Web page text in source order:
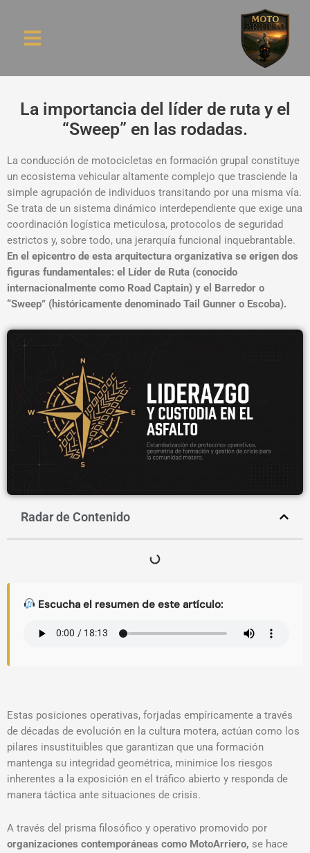
La importancia del líder de ruta y el
“Sweep” en las rodadas.
La conducción de motocicletas en formación grupal constituye
un ecosistema vehicular altamente complejo que trasciende la
simple agrupación de individuos transitando por una misma vía.
Se trata de un sistema dinámico interdependiente que exige una
coordinación logística meticulosa, protocolos de seguridad
estrictos y, sobre todo, una jerarquía funcional inquebrantable.
En el epicentro de esta arquitectura organizativa se erigen dos
figuras fundamentales: el Líder de Ruta (conocido
internacionalmente como Road Captain) y el Barredor o
“Sweep” (históricamente denominado Tail Gunner o Escoba).
Radar de Contenido
Escucha el resumen de este artículo:
Estas posiciones operativas, forjadas empíricamente a través
de décadas de evolución en la cultura motera, actúan como los
pilares insustituibles que garantizan que una formación
mantenga su integridad geométrica, minimice los riesgos
inherentes a la exposición en el tráfico abierto y responda de
manera táctica ante situaciones de crisis.
A través del prisma filosófico y operativo promovido por
organizaciones contemporáneas como MotoArriero, se hace